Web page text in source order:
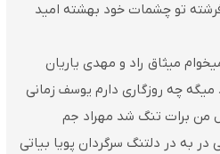
تو چشمات خود بهشته امید
میثاق راد و مهدی یاریان
چه روزگاری دارم یوسف زمانی
من برات تنگ شد مهراد جم
به در دلتنگ سرگردان پویا بیاتی